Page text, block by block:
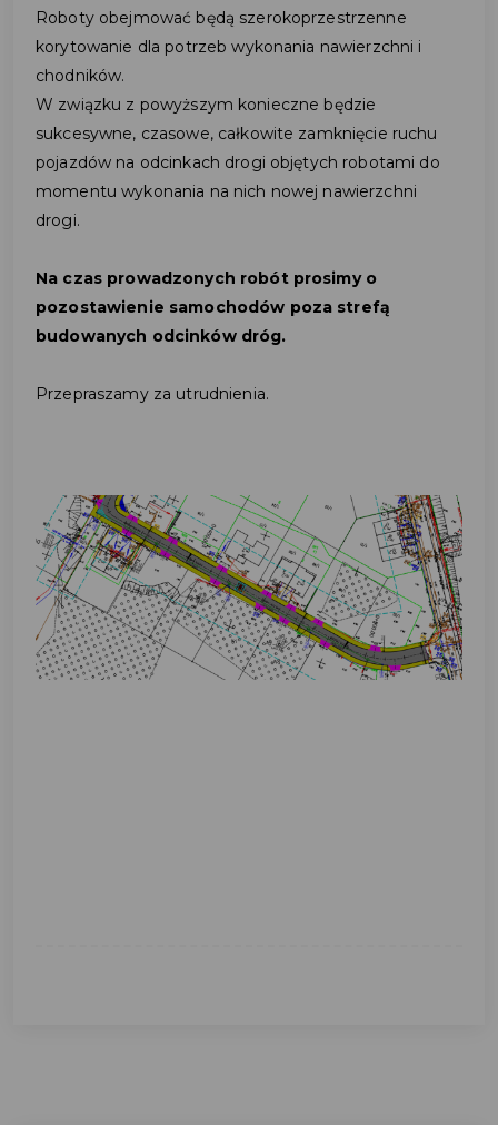
Roboty obejmować będą szerokoprzestrzenne
korytowanie dla potrzeb wykonania nawierzchni i
chodników.
W związku z powyższym konieczne będzie
sukcesywne, czasowe, całkowite zamknięcie ruchu
pojazdów na odcinkach drogi objętych robotami do
momentu wykonania na nich nowej nawierzchni
drogi.
Na czas prowadzonych robót prosimy o
pozostawienie samochodów poza strefą
budowanych odcinków dróg.
Przepraszamy za utrudnienia.